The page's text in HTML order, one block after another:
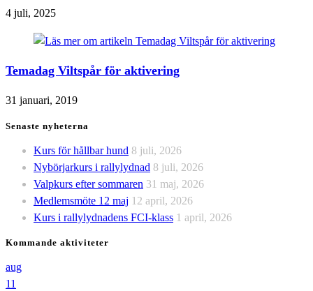
4 juli, 2025
Temadag Viltspår för aktivering
31 januari, 2019
Senaste nyheterna
Kurs för hållbar hund 8 juli, 2026
Nybörjarkurs i rallylydnad 8 juli, 2026
Valpkurs efter sommaren 31 maj, 2026
Medlemsmöte 12 maj 12 april, 2026
Kurs i rallylydnadens FCI-klass 1 april, 2026
Kommande aktiviteter
aug
11